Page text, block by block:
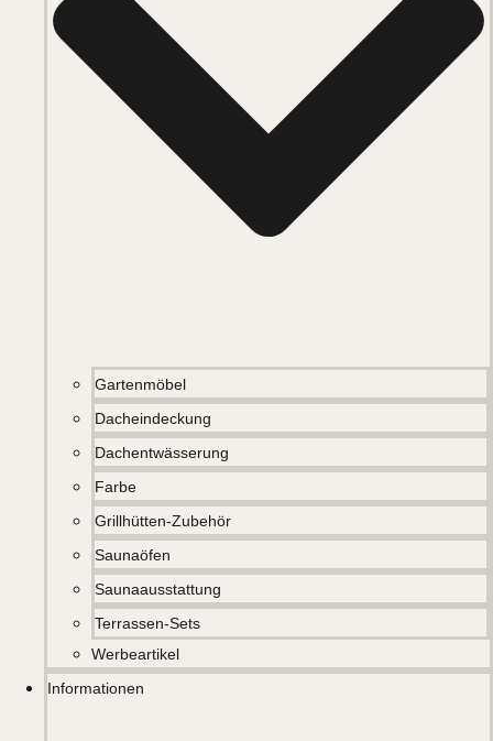
Gartenmöbel
Dacheindeckung
Dachentwässerung
Farbe
Grillhütten-Zubehör
Saunaöfen
Saunaausstattung
Terrassen-Sets
Werbeartikel
Informationen